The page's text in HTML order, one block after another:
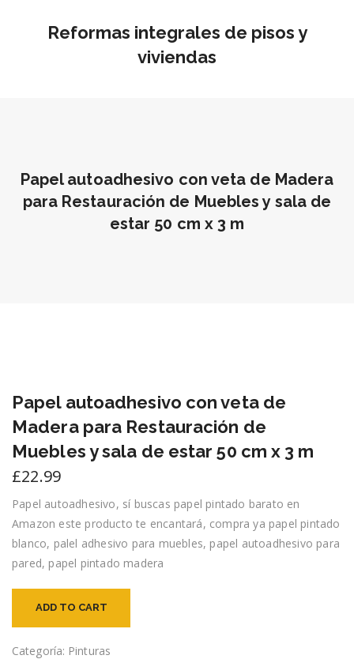
Reformas integrales de pisos y
viviendas
Papel autoadhesivo con veta de Madera
para Restauración de Muebles y sala de
estar 50 cm x 3 m
Papel autoadhesivo con veta de
Madera para Restauración de
Muebles y sala de estar 50 cm x 3 m
£22.99
Papel autoadhesivo, sí buscas papel pintado barato en
Amazon este producto te encantará, compra ya papel pintado
blanco, palel adhesivo para muebles, papel autoadhesivo para
pared, papel pintado madera
ADD TO CART
Categoría: Pinturas